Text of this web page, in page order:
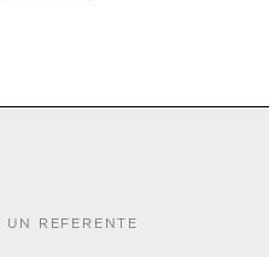
UN REFERENTE